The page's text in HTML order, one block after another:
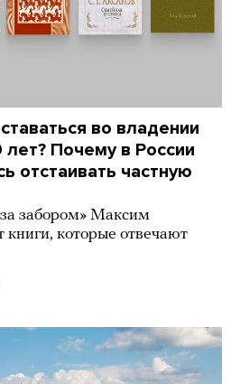
во владении
Почему в России
отстаивать частную
забором» Максим
книги, которые отвечают